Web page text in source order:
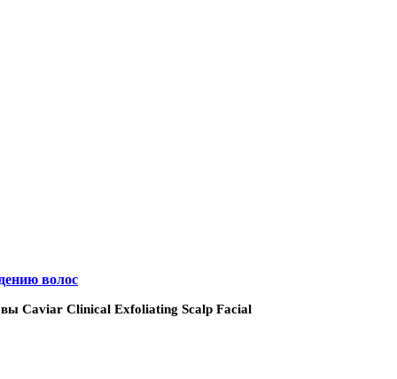
волос
Caviar Clinical Exfoliating Scalp Facial